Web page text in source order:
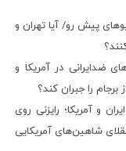
پیش رو/ آیا تهران و
ضدایرانی در آمریکا و
را جبران کند؟
و آمریکا؛ رایزنی روی
شاهین‌های آمریکایی